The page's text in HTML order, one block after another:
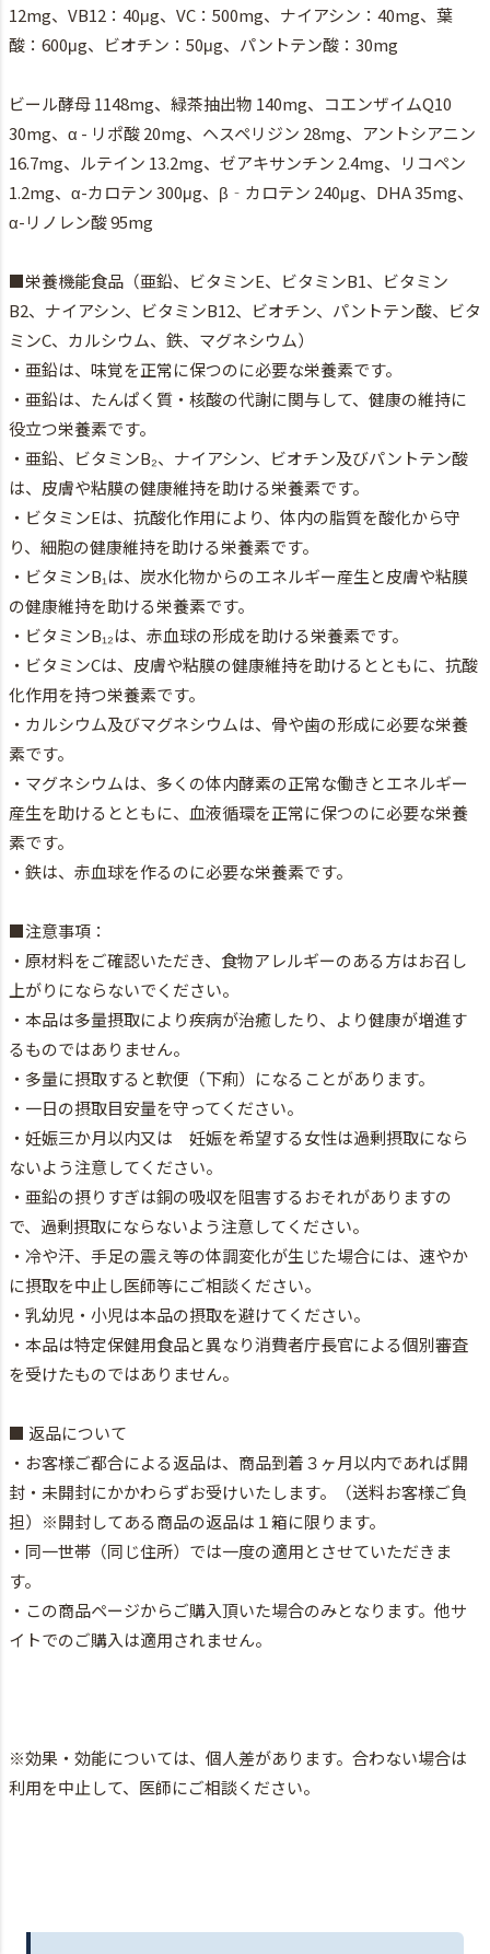
12mg、VB12：40μg、VC：500mg、ナイアシン：40mg、葉
酸：600μg、ビオチン：50μg、パントテン酸：30mg
ビール酵母 1148mg、緑茶抽出物 140mg、コエンザイムQ10
30mg、α - リポ酸 20mg、ヘスペリジン 28mg、アントシアニン
16.7mg、ルテイン 13.2mg、ゼアキサンチン 2.4mg、リコペン
1.2mg、α-カロテン 300μg、β‐カロテン 240μg、DHA 35mg、
α-リノレン酸 95mg
■栄養機能食品（亜鉛、ビタミンE、ビタミンB1、ビタミン
B2、ナイアシン、ビタミンB12、ビオチン、パントテン酸、ビタ
ミンC、カルシウム、鉄、マグネシウム）
・亜鉛は、味覚を正常に保つのに必要な栄養素です。
・亜鉛は、たんぱく質・核酸の代謝に関与して、健康の維持に
役立つ栄養素です。
・亜鉛、ビタミンB₂、ナイアシン、ビオチン及びパントテン酸
は、皮膚や粘膜の健康維持を助ける栄養素です。
・ビタミンEは、抗酸化作用により、体内の脂質を酸化から守
り、細胞の健康維持を助ける栄養素です。
・ビタミンB₁は、炭水化物からのエネルギー産生と皮膚や粘膜
の健康維持を助ける栄養素です。
・ビタミンB₁₂は、赤血球の形成を助ける栄養素です。
・ビタミンCは、皮膚や粘膜の健康維持を助けるとともに、抗酸
化作用を持つ栄養素です。
・カルシウム及びマグネシウムは、骨や歯の形成に必要な栄養
素です。
・マグネシウムは、多くの体内酵素の正常な働きとエネルギー
産生を助けるとともに、血液循環を正常に保つのに必要な栄養
素です。
・鉄は、赤血球を作るのに必要な栄養素です。
■注意事項：
・原材料をご確認いただき、食物アレルギーのある方はお召し
上がりにならないでください。
・本品は多量摂取により疾病が治癒したり、より健康が増進す
るものではありません。
・多量に摂取すると軟便（下痢）になることがあります。
・一日の摂取目安量を守ってください。
・妊娠三か月以内又は 妊娠を希望する女性は過剰摂取になら
ないよう注意してください。
・亜鉛の摂りすぎは銅の吸収を阻害するおそれがありますの
で、過剰摂取にならないよう注意してください。
・冷や汗、手足の震え等の体調変化が生じた場合には、速やか
に摂取を中止し医師等にご相談ください。
・乳幼児・小児は本品の摂取を避けてください。
・本品は特定保健用食品と異なり消費者庁長官による個別審査
を受けたものではありません。
■ 返品について
・お客様ご都合による返品は、商品到着３ヶ月以内であれば開
封・未開封にかかわらずお受けいたします。（送料お客様ご負
担）※開封してある商品の返品は１箱に限ります。
・同一世帯（同じ住所）では一度の適用とさせていただきま
す。
・この商品ページからご購入頂いた場合のみとなります。他サ
イトでのご購入は適用されません。
※効果・効能については、個人差があります。合わない場合は
利用を中止して、医師にご相談ください。